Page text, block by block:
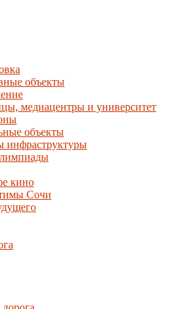
объекты
медиацентры и университет
объекты
инфраструктуры
кино
Сочи